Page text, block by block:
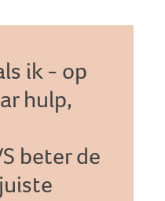
ik - op
hulp,
beter de